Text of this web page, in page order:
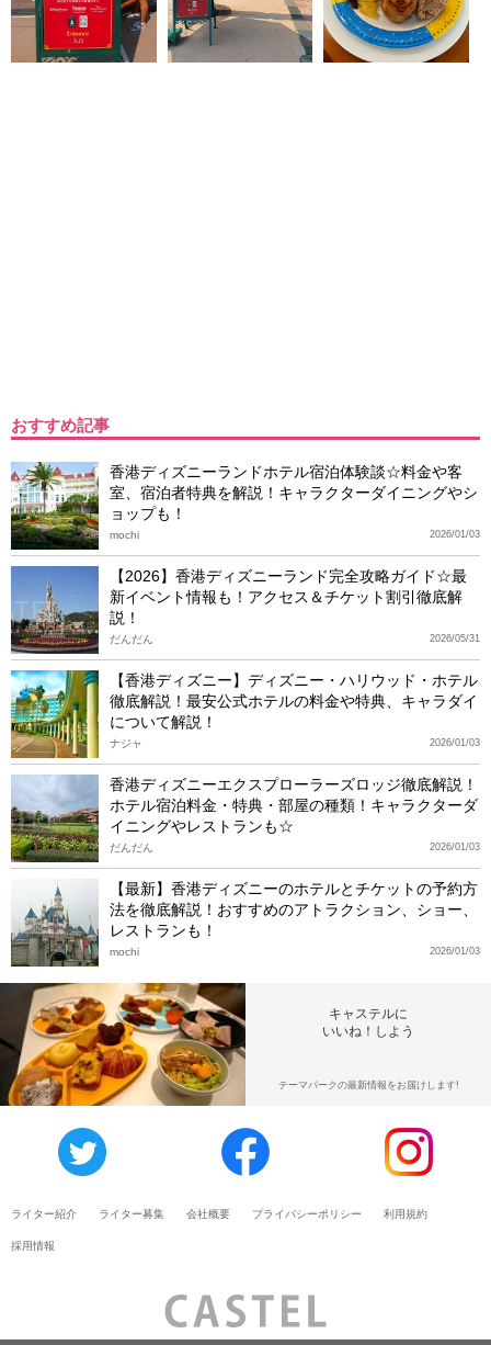
おすすめ記事
香港ディズニーランドホテル宿泊体験談☆料金や客
室、宿泊者特典を解説！キャラクターダイニングやシ
ョップも！
2026/01/03
mochi
【2026】香港ディズニーランド完全攻略ガイド☆最
新イベント情報も！アクセス＆チケット割引徹底解
説！
2026/05/31
だんだん
【香港ディズニー】ディズニー・ハリウッド・ホテル
徹底解説！最安公式ホテルの料金や特典、キャラダイ
について解説！
2026/01/03
ナジャ
香港ディズニーエクスプローラーズロッジ徹底解説！
ホテル宿泊料金・特典・部屋の種類！キャラクターダ
イニングやレストランも☆
2026/01/03
だんだん
【最新】香港ディズニーのホテルとチケットの予約方
法を徹底解説！おすすめのアトラクション、ショー、
レストランも！
2026/01/03
mochi
キャステルに
いいね！しよう
テーマパークの最新情報をお届けします!
ライター紹介 ライター募集 会社概要 プライバシーポリシー 利用規約
採用情報